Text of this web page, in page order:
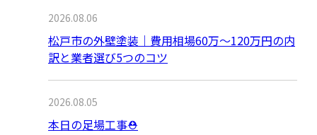
2026.08.06
松戸市の外壁塗装｜費用相場60万〜120万円の内
訳と業者選び5つのコツ
2026.08.05
本日の足場工事⛑️